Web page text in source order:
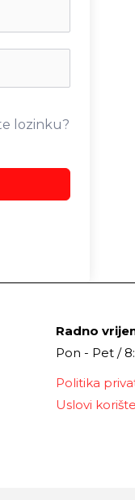
lozinku?
Radno
Pon - Pet /
Politika
Uslovi